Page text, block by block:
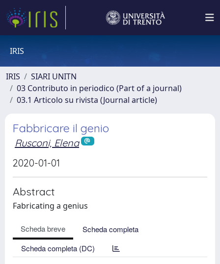
IRIS
IRIS
SIARI UNITN
03 Contributo in periodico (Part of a journal)
03.1 Articolo su rivista (Journal article)
Fabbricare il genio
Rusconi, Elena
2020-01-01
Abstract
Fabricating a genius
Scheda breve
Scheda completa
Scheda completa (DC)